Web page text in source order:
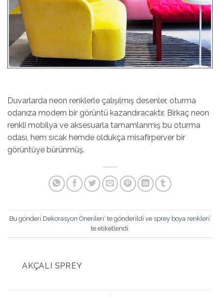
Duvarlarda neon renklerle çalışılmış desenler, oturma
odanıza modern bir görüntü kazandıracaktır. Birkaç neon
renkli mobilya ve aksesuarla tamamlanmış bu oturma
odası, hem sıcak hemde oldukça misafirperver bir
görüntüye bürünmüş.
Bu gönderi Dekorasyon Önerileri’ te gönderildi ve sprey boya renkleri’
te etiketlendi.
AKÇALI SPREY